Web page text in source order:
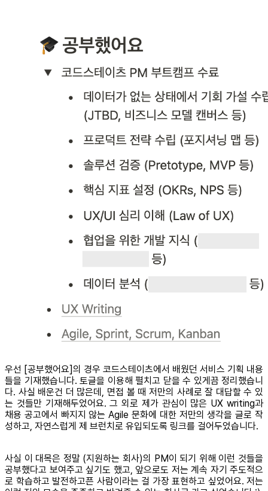
우선 [공부했어요]의 경우 코드스테이츠에서 배웠던 서비스 기획 내용
들을 기재했습니다. 토글을 이용해 펼치고 닫을 수 있게끔 정리했습니
다. 사실 배운건 더 많은데, 면접 볼 때 저만의 사례로 잘 대답할 수 있
는 것들만 기재해두었어요. 그 외로 제가 관심이 많은 UX writing과
채용 공고에서 빠지지 않는 Agile 문화에 대한 저만의 생각을 글로 작
성하고, 자연스럽게 제 브런치로 유입되도록 링크를 걸어두었습니다.
사실 이 대목은 정말 (지원하는 회사)의 PM이 되기 위해 이런 것들을
공부했다고 보여주고 싶기도 했고, 앞으로도 저는 계속 자기 주도적으
로 학습하고 발전하고픈 사람이라는 걸 가장 표현하고 싶었어요. 저는